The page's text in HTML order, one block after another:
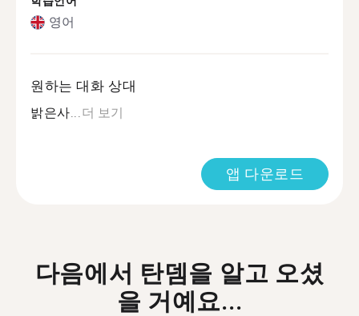
영어
원하는 대화 상대
밝은사...더 보기
앱 다운로드
다음에서 탄뎀을 알고 오셨
을 거예요...